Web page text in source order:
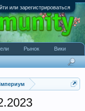
или зарегистрироваться
Рынок Вики